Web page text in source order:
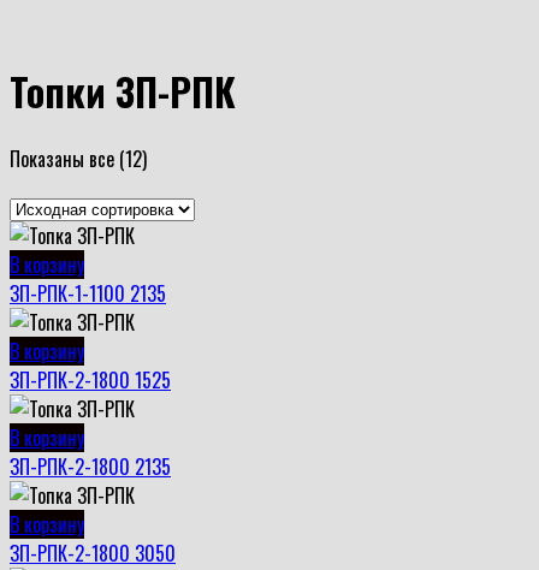
Топки ЗП-РПК
Показаны все (12)
В корзину
ЗП-РПК-1-1100 2135
В корзину
ЗП-РПК-2-1800 1525
В корзину
ЗП-РПК-2-1800 2135
В корзину
ЗП-РПК-2-1800 3050